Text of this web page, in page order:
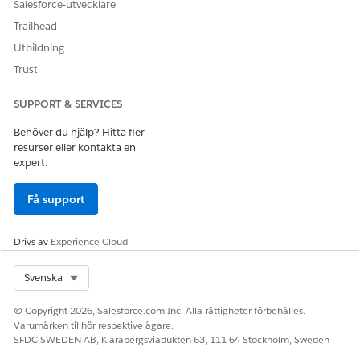
Salesforce-utvecklare
Trailhead
Utbildning
Trust
SUPPORT & SERVICES
Behöver du hjälp? Hitta fler
resurser eller kontakta en
expert.
Få support
Drivs av Experience Cloud
Svenska
© Copyright 2026, Salesforce.com Inc. Alla rättigheter förbehålles.
Varumärken tillhör respektive ägare.
SFDC SWEDEN AB, Klarabergsviadukten 63, 111 64 Stockholm, Sweden